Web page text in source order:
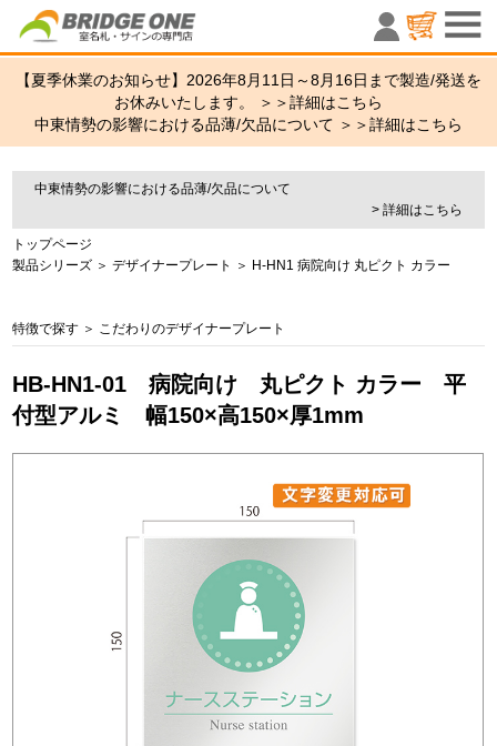
室名札・
【夏季休業のお知らせ】2026年8月11日～8月16日まで製造/発送を
お休みいたします。 ＞＞詳細はこちら
中東情勢の影響における品薄/欠品について ＞＞詳細はこちら
中東情勢の影響における品薄/欠品について
> 詳細はこちら
トップページ
製品シリーズ ＞デザイナープレート ＞ H-HN1 病院向け 丸ピクト カラー
特徴で探す ＞ こだわりのデザイナープレート
HB-HN1-01 病院向け 丸ピクト カラー 平
付型アルミ 幅150×高150×厚1mm